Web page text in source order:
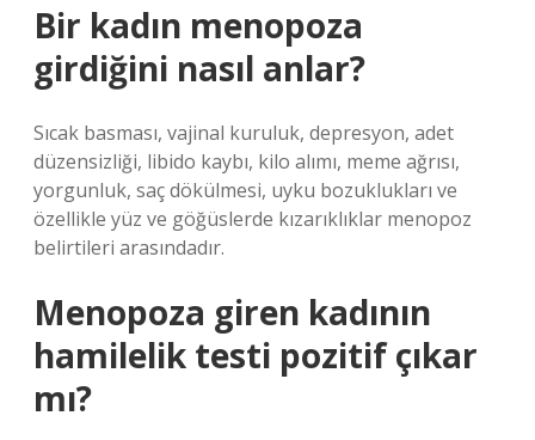
Bir kadın menopoza
girdiğini nasıl anlar?
Sıcak basması, vajinal kuruluk, depresyon, adet
düzensizliği, libido kaybı, kilo alımı, meme ağrısı,
yorgunluk, saç dökülmesi, uyku bozuklukları ve
özellikle yüz ve göğüslerde kızarıklıklar menopoz
belirtileri arasındadır.
Menopoza giren kadının
hamilelik testi pozitif çıkar
mı?